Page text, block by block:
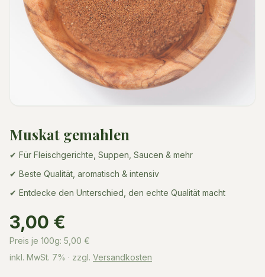
Muskat gemahlen
✔ Für Fleischgerichte, Suppen, Saucen & mehr
✔ Beste Qualität, aromatisch & intensiv
✔ Entdecke den Unterschied, den echte Qualität macht
3,00 €
Preis je 100g: 5,00 €
inkl. MwSt. 7% · zzgl. Versandkosten